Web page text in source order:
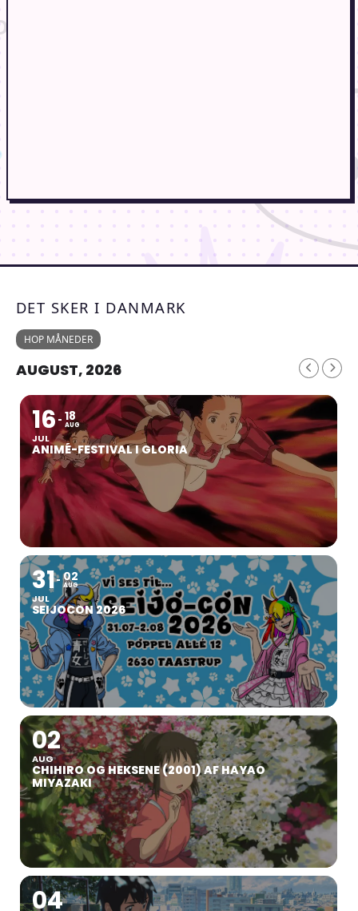
DET SKER I DANMARK
HOP MÅNEDER
AUGUST, 2026
16
JUL
18
AUG
ANIMÉ-FESTIVAL I GLORIA
31
JUL
02
AUG
SEIJOCON 2026
02
AUG
CHIHIRO OG HEKSENE (2001) AF HAYAO
MIYAZAKI
04